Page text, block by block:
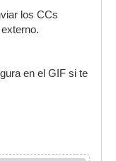
los CCs
en el GIF si te